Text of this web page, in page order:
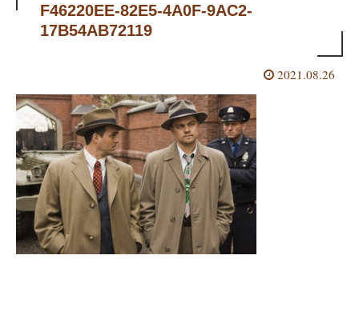
F46220EE-82E5-4A0F-9AC2-
17B54AB72119
2021.08.26